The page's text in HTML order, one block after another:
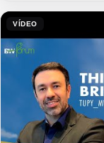
VÍDEO